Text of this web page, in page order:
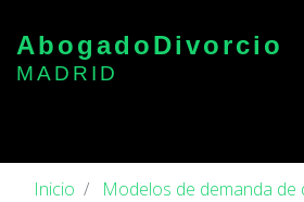
AbogadoDivorcio
MADRID
Inicio
Modelos de demanda de